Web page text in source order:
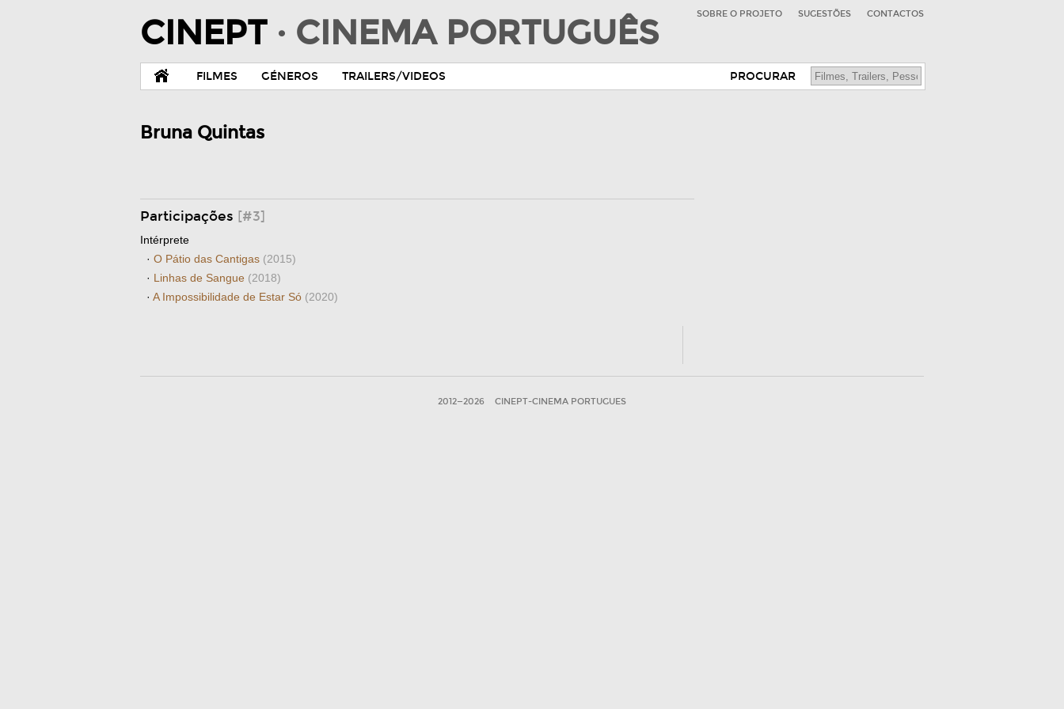
CINEPT · CINEMA PORTUGUÊS SOBRE O PROJETO SUGESTÕES CONTACTOS
FILMES GÉNEROS TRAILERS/VIDEOS PROCURAR
Bruna Quintas
Participações [#3]
Intérprete
· O Pátio das Cantigas (2015)
· Linhas de Sangue (2018)
· A Impossibilidade de Estar Só (2020)
2012—2026 CINEPT-CINEMA PORTUGUES